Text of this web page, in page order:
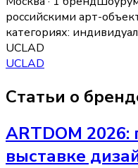
российскими арт-
категориях:
UCLAD
UCLAD
Статьи о
ARTDOM
выставке